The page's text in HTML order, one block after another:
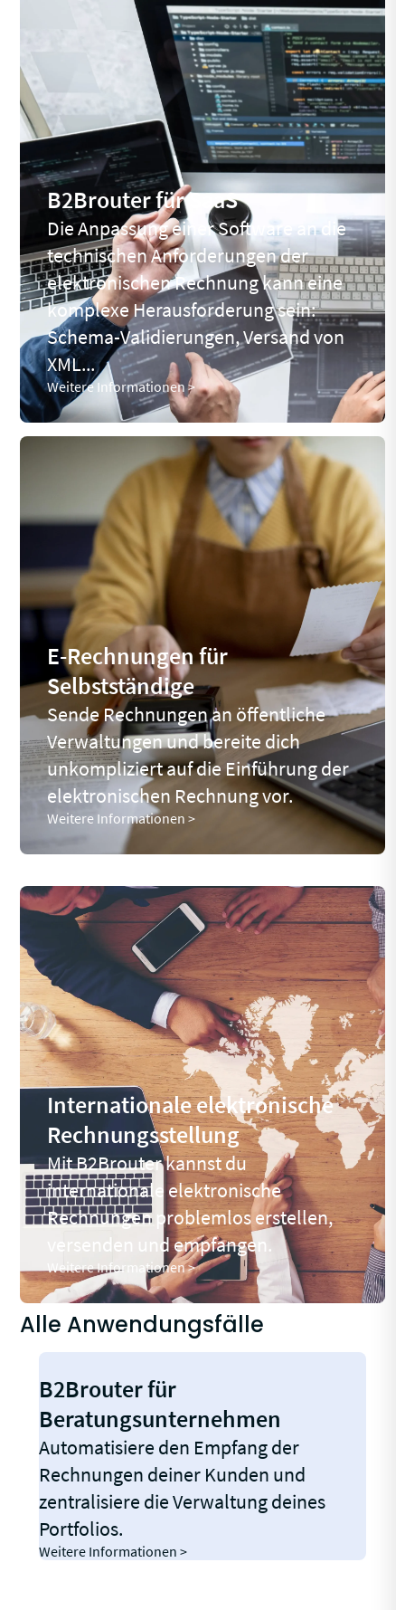
B2Brouter für SaaS
Die Anpassung einer Software an die
technischen Anforderungen der
elektronischen Rechnung kann eine
komplexe Herausforderung sein:
Schema-Validierungen, Versand von
XML...
Weitere Informationen >
E-Rechnungen für
Selbstständige
Sende Rechnungen an öffentliche
Verwaltungen und bereite dich
unkompliziert auf die Einführung der
elektronischen Rechnung vor.
Weitere Informationen >
Internationale elektronische
Rechnungsstellung
Mit B2Brouter kannst du
internationale elektronische
Rechnungen problemlos erstellen,
versenden und empfangen.
Weitere Informationen >
Alle Anwendungsfälle
B2Brouter für
Beratungsunternehmen
Automatisiere den Empfang der
Rechnungen deiner Kunden und
zentralisiere die Verwaltung deines
Portfolios.
Weitere Informationen >